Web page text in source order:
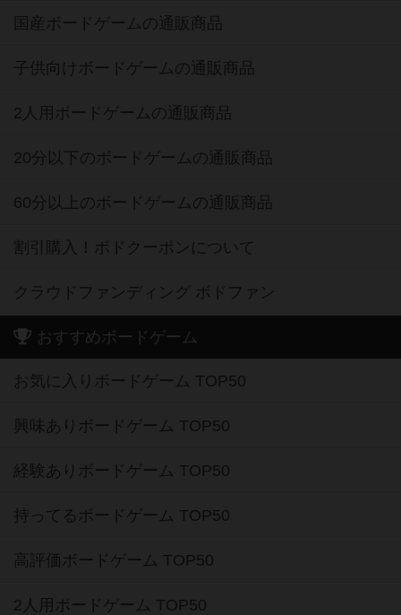
国産ボードゲームの通販商品
子供向けボードゲームの通販商品
2人用ボードゲームの通販商品
20分以下のボードゲームの通販商品
60分以上のボードゲームの通販商品
割引購入！ボドクーポンについて
クラウドファンディング ボドファン
おすすめボードゲーム
お気に入りボードゲーム TOP50
興味ありボードゲーム TOP50
経験ありボードゲーム TOP50
持ってるボードゲーム TOP50
高評価ボードゲーム TOP50
2人用ボードゲーム TOP50